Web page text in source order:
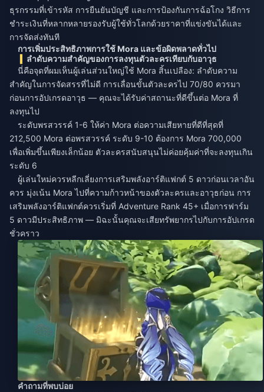
ธุรกรรมที่เข้ารหัส การยืนยันบัญชี และการป้องกันการฉ้อโกง วิธีการ
ชำระเงินที่หลากหลายรองรับผู้ใช้ทั่วโลกด้วยราคาที่แข่งขันได้และ
การจัดส่งทันที
การเพิ่มประสิทธิภาพการใช้ Mora และข้อผิดพลาดทั่วไป
ลำดับความสำคัญของการลงทุนตัวละครเทียบกับอาวุธ
นี่คือจุดที่ผมเห็นผู้เล่นส่วนใหญ่ใช้ Mora สิ้นเปลือง: ลำดับความ
สำคัญในการจัดสรรที่ไม่ดี การเลื่อนขั้นตัวละครไป 70/80 ควรมา
ก่อนการอัปเกรดอาวุธ — คุณจะได้รับค่าสถานะที่ดีขึ้นต่อ Mora ที่
ลงทุนไป
ระดับพรสวรรค์ 1-6 ให้ค่า Mora ต่อความเสียหายที่ดีที่สุดที่
212,500 Mora ต่อพรสวรรค์ ระดับ 9-10 ต้องการ Mora 700,000
เพื่อเพิ่มขึ้นเพียงเล็กน้อย ตัวละครสนับสนุนไม่ค่อยคุ้มค่าที่จะลงทุนเกิน
ระดับ 6
ผู้เล่นใหม่ควรหลีกเลี่ยงการเสริมพลังอาร์ติแฟกต์ 5 ดาวก่อนเวลาอัน
ควร มุ่งเน้น Mora ไปที่ความก้าวหน้าของตัวละครและอาวุธก่อน การ
เสริมพลังอาร์ติแฟกต์ควรเริ่มที่ Adventure Rank 45+ เมื่อการฟาร์ม
5 ดาวมีประสิทธิภาพ — มิฉะนั้นคุณจะเสียทรัพยากรไปกับการอัปเกรด
ชั่วคราว
คำถามที่พบบ่อย